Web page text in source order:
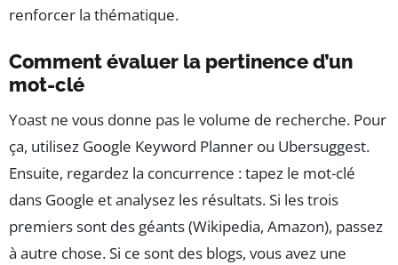
renforcer la thématique.
Comment évaluer la pertinence d’un
mot-clé
Yoast ne vous donne pas le volume de recherche. Pour
ça, utilisez Google Keyword Planner ou Ubersuggest.
Ensuite, regardez la concurrence : tapez le mot-clé
dans Google et analysez les résultats. Si les trois
premiers sont des géants (Wikipedia, Amazon), passez
à autre chose. Si ce sont des blogs, vous avez une